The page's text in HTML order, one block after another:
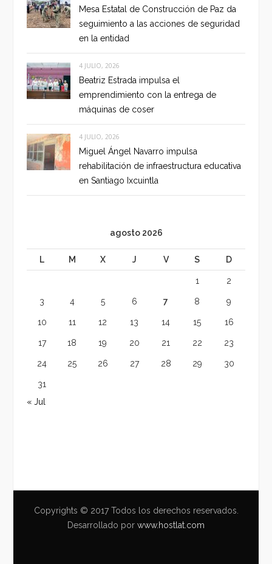
Mesa Estatal de Construcción de Paz da
seguimiento a las acciones de seguridad
en la entidad
4 JULIO, 2026
Beatriz Estrada impulsa el
emprendimiento con la entrega de
máquinas de coser
4 JULIO, 2026
Miguel Ángel Navarro impulsa
rehabilitación de infraestructura educativa
en Santiago Ixcuintla
agosto 2026
L M X J V S D
1 2
3 4 5 6 7 8 9
10 11 12 13 14 15 16
17 18 19 20 21 22 23
24 25 26 27 28 29 30
31
« Jul
Copyrights © 2017 Todos los derechos reservados.
Desarrollado por www.hostlat.com